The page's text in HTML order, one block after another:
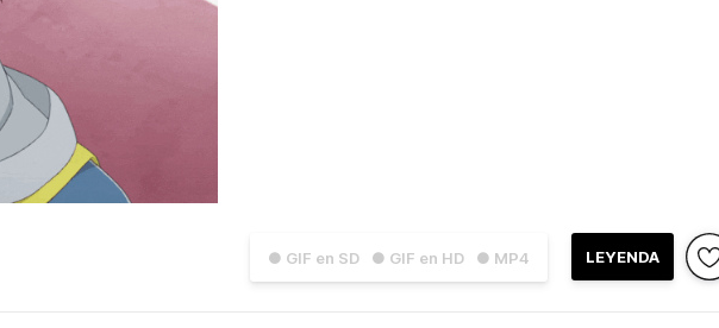
● GIF en SD ● GIF en HD ● MP4 LEYENDA